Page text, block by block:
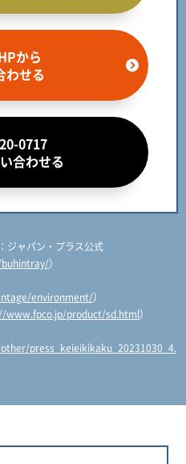
から
わせる
0717
合わせる
ャパン・プラス公式
）
environment/）
www.fpco.jp/product/sd.html）
press_keieikikaku_20231030_4.